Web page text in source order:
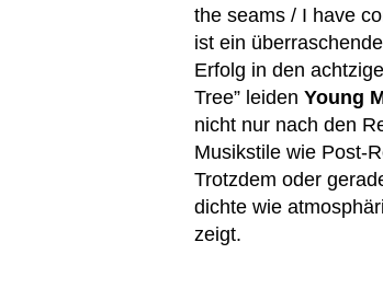
the seams / I have
ist ein
Erfolg in den
Tree” leiden Young
nicht nur nach den
Musikstile wie Post-
Trotzdem oder
dichte wie
zeigt.